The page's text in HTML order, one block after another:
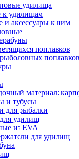
удилища
к удилищам
и аксессуары к ним
поплавков
поплавков
материал:
и тубусы
для рыбалки
удилищ
из EVA
для удилищ